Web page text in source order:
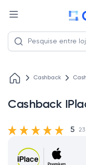
Cashback
Cashback
5